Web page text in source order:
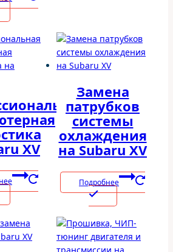
XV
Замена
патрубков
системы
охлаждения
на Subaru XV
Подробнее